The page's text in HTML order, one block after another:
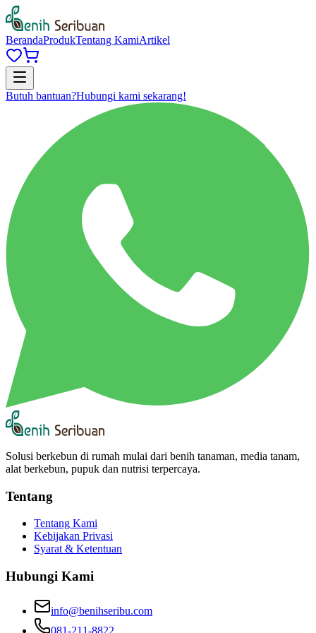
BerandaProdukTentang KamiArtikel
Butuh bantuan?Hubungi kami sekarang!
Solusi berkebun di rumah mulai dari benih tanaman, media tanam,
alat berkebun, pupuk dan nutrisi terpercaya.
Tentang
Tentang Kami
Kebijakan Privasi
Syarat & Ketentuan
Hubungi Kami
info@benihseribu.com
081-211-8822